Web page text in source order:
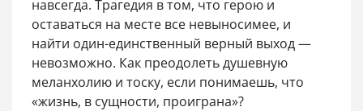
навсегда. Трагедия в том, что герою и
оставаться на месте все невыносимее, и
найти один-единственный верный выход —
невозможно. Как преодолеть душевную
меланхолию и тоску, если понимаешь, что
«жизнь, в сущности, проиграна»?